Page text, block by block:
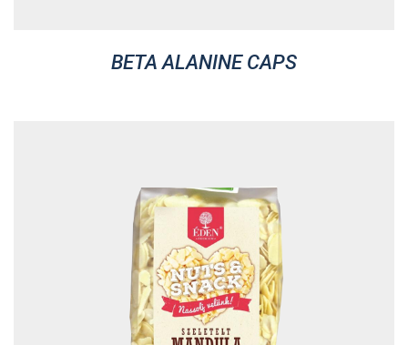
BETA ALANINE CAPS